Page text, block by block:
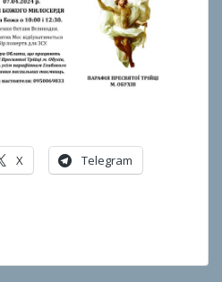
B
o
k
h
k
o
X Telegram